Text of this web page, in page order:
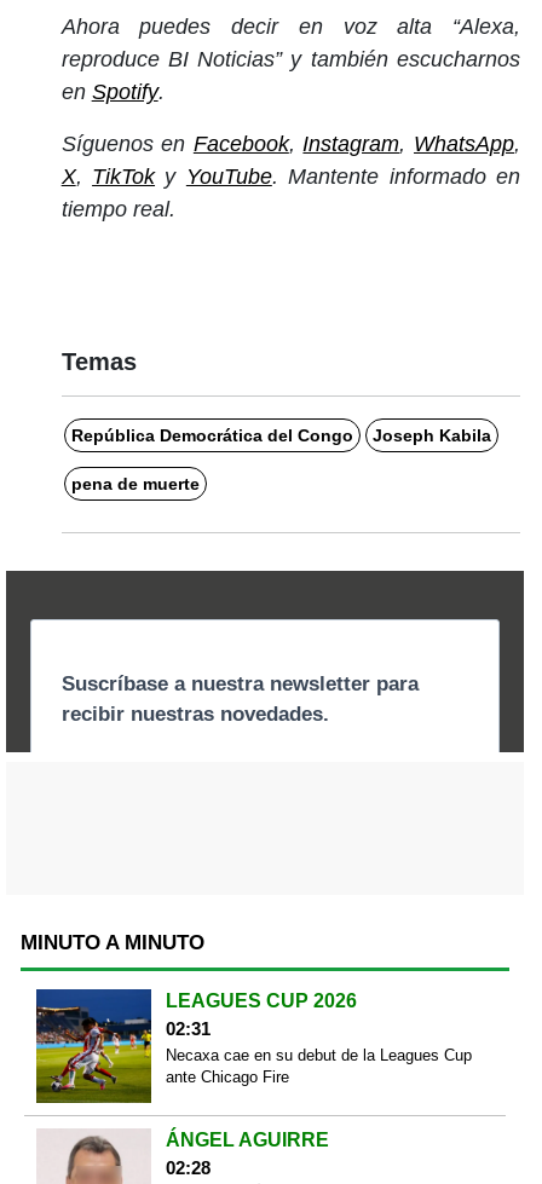
Ahora puedes decir en voz alta “Alexa,
reproduce BI Noticias” y también escucharnos
en Spotify.
Síguenos en Facebook, Instagram, WhatsApp,
X, TikToky YouTube. Mantente informado en
tiempo real.
Temas
República Democrática del Congo Joseph Kabila
pena de muerte
MINUTO A MINUTO
LEAGUES CUP 2026
02:31
Necaxa cae en su debut de la Leagues Cup
ante Chicago Fire
ÁNGEL AGUIRRE
02:28